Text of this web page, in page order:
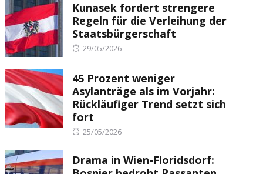
Kunasek fordert strengere
Regeln für die Verleihung der
Staatsbürgerschaft
Posted
29/05/2026
45 Prozent weniger
Asylanträge als im Vorjahr:
Rückläufiger Trend setzt sich
fort
Posted
25/05/2026
Drama in Wien-Floridsdorf: